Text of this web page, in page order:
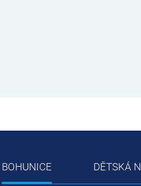
BOHUNICE DĚTSKÁ